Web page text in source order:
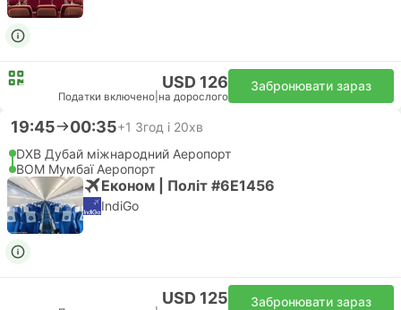
USD 126
Податки включено на дорослого
Забронювати зараз
19:45 00:35+1 3год і 20хв
DXB Дубай міжнародний Аеропорт
BOM Мумбаї Аеропорт
Економ | Політ #6E1456
IndiGo
USD 125 Забронювати зараз